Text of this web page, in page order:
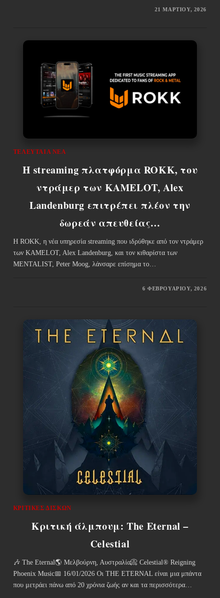
21 ΜΑΡΤΊΟΥ, 2026
ΤΕΛΕΥΤΑΊΑ ΝΈΑ
H streaming πλατφόρμα ROKK, του
ντράμερ των KAMELOT, Alex
Landenburg επιτρέπει πλέον την
δωρεάν απευθείας…
Η ROKK, η νέα υπηρεσία streaming που ιδρύθηκε από τον ντράμερ
των KAMELOT, Alex Landenburg, και τον κιθαρίστα των
MENTALIST, Peter Moog, λάνσαρε επίσημα το…
6 ΦΕΒΡΟΥΑΡΊΟΥ, 2026
ΚΡΙΤΙΚΈΣ ΔΊΣΚΩΝ
Κριτική άλμπουμ: The Eternal –
Celestial
🎶 The Eternal🌎 Μελβούρνη, Αυστραλία📀 Celestial® Reigning
Phoenix Music📅 16/01/2026 Οι THE ETERNAL είναι μια μπάντα
που μετράει πάνω από 20 χρόνια ζωής αν και τα περισσότερα…